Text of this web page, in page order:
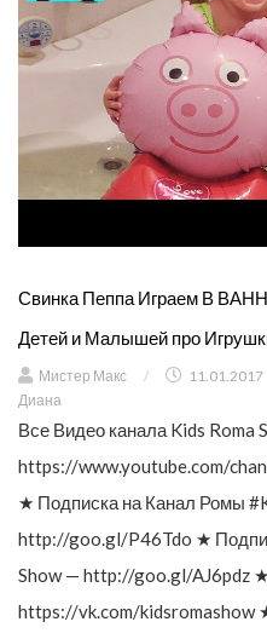
Свинка Пеппа Играем В
Детей и Малышей про
Мистер Макс / 11.01.2017
Диана
Все Видео канала Kids Roma
https://www.youtube.com/
★ Подписка на Канал Ромы
http://goo.gl/P46Tdo ★
Show — http://goo.gl/AJ6pdz
https://vk.com/kidsromashow